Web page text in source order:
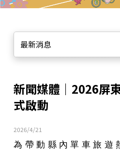
最新消息
新聞媒體｜2026屏
式啟動
2026/4/21
為帶動縣內單車旅遊